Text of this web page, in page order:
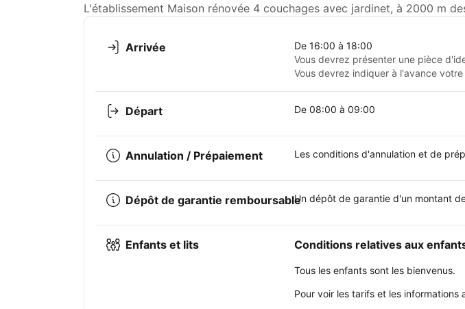
L'établissement Maison rénovée 4 couchages avec jardinet, à 2000 m
Arrivée
De 16:00 à 18:00
Vous devrez présenter une pièce
Vous devrez indiquer à l'avance
Départ De 08:00 à 09:00
Annulation / Prépaiement Les conditions d'annulation et de
Dépôt de garantie remboursableUn dépôt de garantie d'un montant
Enfants et lits Conditions relatives aux
Tous les enfants sont les bienvenus.
Pour voir les tarifs et les